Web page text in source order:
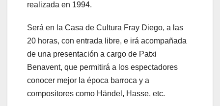
realizada en 1994.
Será en la Casa de Cultura Fray Diego, a las
20 horas, con entrada libre, e irá acompañada
de una presentación a cargo de Patxi
Benavent, que permitirá a los espectadores
conocer mejor la época barroca y a
compositores como Händel, Hasse, etc.